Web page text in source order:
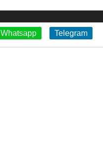
Whatsapp Telegram